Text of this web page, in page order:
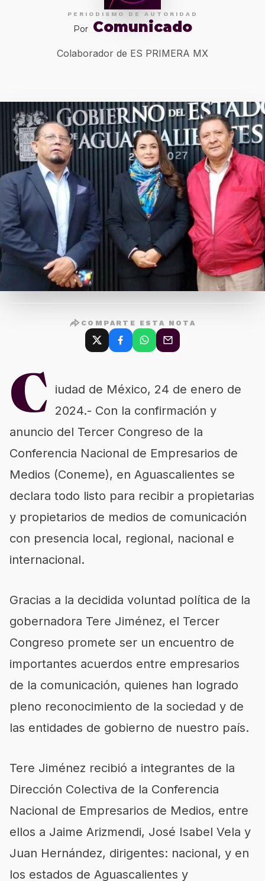
PERIODISMO DE AUTORIDAD
Por Comunicado
Colaborador de ES PRIMERA MX
COMPARTE ESTA NOTA
C iudad de México, 24 de enero de
2024.- Con la confirmación y
anuncio del Tercer Congreso de la
Conferencia Nacional de Empresarios de
Medios (Coneme), en Aguascalientes se
declara todo listo para recibir a propietarias
y propietarios de medios de comunicación
con presencia local, regional, nacional e
internacional.
Gracias a la decidida voluntad política de la
gobernadora Tere Jiménez, el Tercer
Congreso promete ser un encuentro de
importantes acuerdos entre empresarios
de la comunicación, quienes han logrado
pleno reconocimiento de la sociedad y de
las entidades de gobierno de nuestro país.
Tere Jiménez recibió a integrantes de la
Dirección Colectiva de la Conferencia
Nacional de Empresarios de Medios, entre
ellos a Jaime Arizmendi, José Isabel Vela y
Juan Hernández, dirigentes: nacional, y en
los estados de Aguascalientes y